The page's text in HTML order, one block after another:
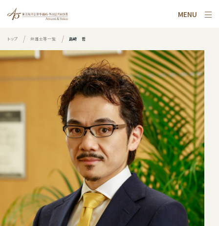
MENU
トップ 弁護士等一覧 島﨑 哲